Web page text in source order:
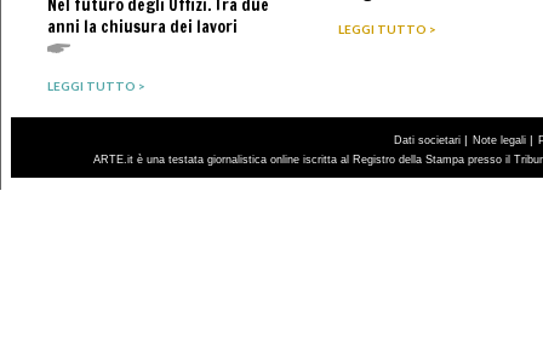
Nel futuro degli Uffizi. Tra due
anni la chiusura dei lavori
LEGGI TUTTO >
LEGGI TUTTO >
Dati societari | Note legali |
ARTE.it è una testata giornalistica online iscritta al Registro della Stampa presso il